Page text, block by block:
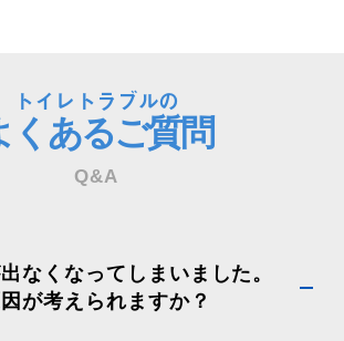
トイレトラブルの
くあるご質問
Q&A
なくなってしまいました。
が考えられますか？